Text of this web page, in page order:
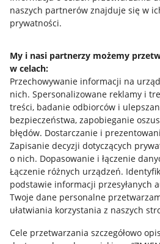
naszych partnerów znajduje się w
prywatności.
My i nasi partnerzy możemy
w celach:
Przechowywanie informacji na
nich. Spersonalizowane reklamy i
treści, badanie odbiorców i
bezpieczeństwa, zapobieganie
błędów. Dostarczanie i
Zapisanie decyzji dotyczących
o nich. Dopasowanie i łączenie
Łączenie różnych urządzeń.
podstawie informacji przesyłanych
Twoje dane personalne
ułatwiania korzystania z naszych
Cele przetwarzania szczegółowo
Jak to działa
Allegro Gadane dla sprzedających
Allegro Gadane dla kupujących
Mapa miejscowości
Informacje prawne
Regulamin
Polityka plików "cookies"
Ustawienia plików "cookies"
Udostępnianie lokalizacji